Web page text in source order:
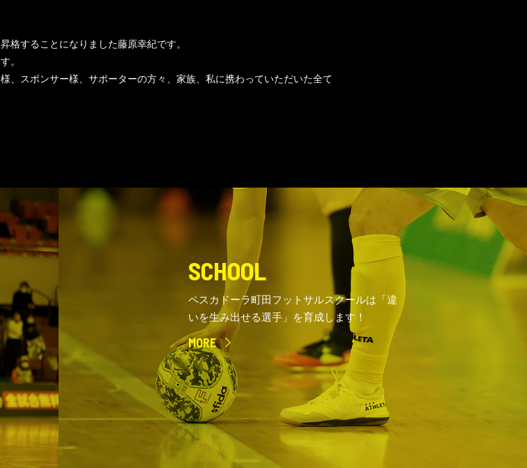
格することになりました藤原幸紀です。
。
、スポンサー様、サポーターの方々、家族、私に携わっていただいた全て
SCHOOL
ペスカドーラ町田フットサルスクールは「違
いを生み出せる選手」を育成します！
MORE